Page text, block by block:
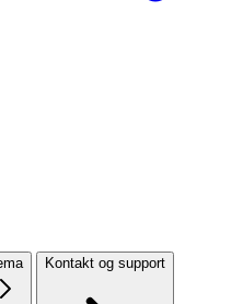
Kontakt og support